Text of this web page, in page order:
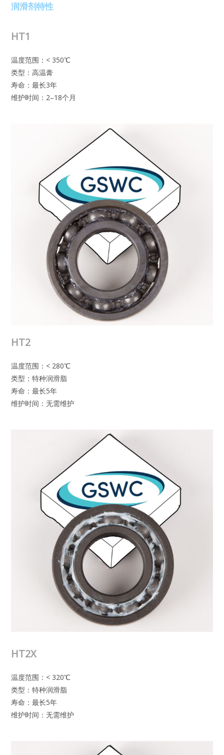
润滑剂特性
HT1
温度范围：< 350℃
类型：高温膏
寿命：最长3年
维护时间：2–18个月
HT2
温度范围：< 280℃
类型：特种润滑脂
寿命：最长5年
维护时间：无需维护
HT2X
温度范围：< 320℃
类型：特种润滑脂
寿命：最长5年
维护时间：无需维护